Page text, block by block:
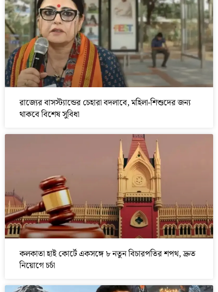
রাজ্যের বাসস্ট্যান্ডের চেহারা বদলাবে, মহিলা-শিশুদের জন্য
থাকবে বিশেষ সুবিধা
কলকাতা হাই কোর্টে একসঙ্গে ৮ নতুন বিচারপতির শপথ, দ্রুত
নিয়োগে চর্চা